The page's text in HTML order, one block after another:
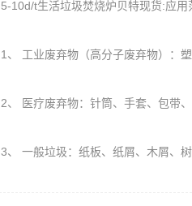
5-10d/t生活垃圾焚烧炉贝特现货:应用
1、 工业废弃物（高分子废弃物）：塑料PE、PU、橡胶（轮胎）、保丽
2、 医疗废弃物：针筒、手套、包带
3、 一般垃圾：纸板、纸屑、木屑、